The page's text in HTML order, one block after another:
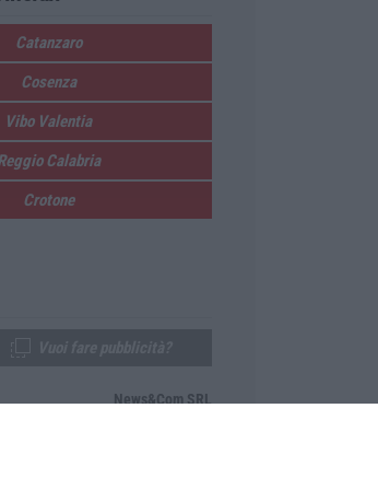
Catanzaro
Cosenza
Vibo Valentia
Calabria
Crotone
News&Com SRL